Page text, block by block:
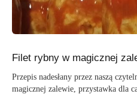
Filet rybny w magicznej
Przepis nadesłany przez naszą
magicznej zalewie, przystawka dla